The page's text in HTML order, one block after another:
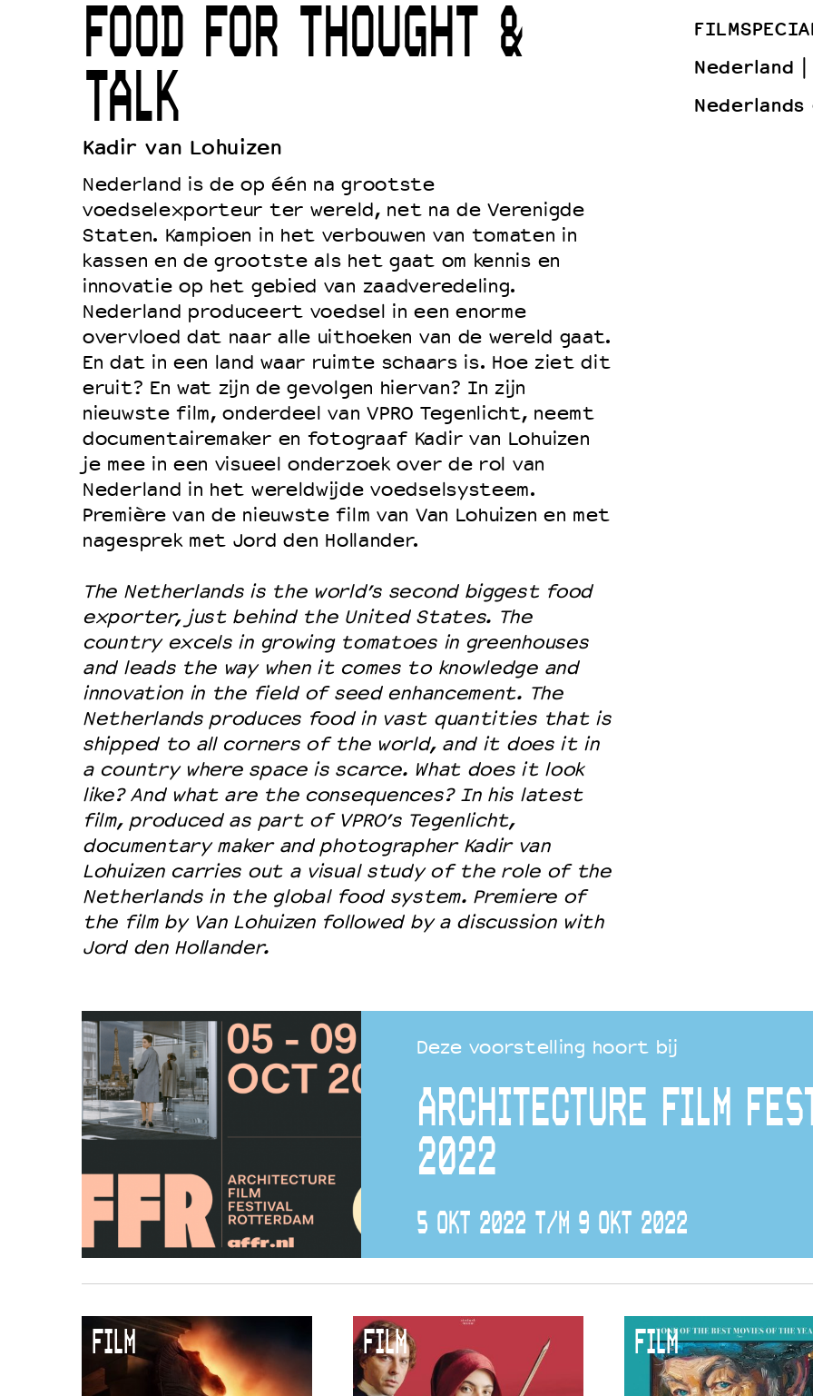
Duurzaamheid
Culturele boycot Israël
Ruimte voor artistieke vrijheid – VNPF
FOOD FOR THOUGHT &
TALK
Kadir van Lohuizen
Nederland is de op één na grootste
voedselexporteur ter wereld, net na de Verenigde
Staten. Kampioen in het verbouwen van tomaten in
kassen en de grootste als het gaat om kennis en
innovatie op het gebied van zaadveredeling.
Nederland produceert voedsel in een enorme
overvloed dat naar alle uithoeken van de wereld gaat.
En dat in een land waar ruimte schaars is. Hoe ziet dit
eruit? En wat zijn de gevolgen hiervan? In zijn
nieuwste film, onderdeel van VPRO Tegenlicht, neemt
documentairemaker en fotograaf Kadir van Lohuizen
je mee in een visueel onderzoek over de rol van
Nederland in het wereldwijde voedselsysteem.
Première van de nieuwste film van Van Lohuizen en met
nagesprek met Jord den Hollander.
The Netherlands is the world’s second biggest food
exporter, just behind the United States. The
country excels in growing tomatoes in greenhouses
and leads the way when it comes to knowledge and
innovation in the field of seed enhancement. The
Netherlands produces food in vast quantities that is
shipped to all corners of the world, and it does it in
a country where space is scarce. What does it look
like? And what are the consequences? In his latest
film, produced as part of VPRO’s Tegenlicht,
documentary maker and photographer Kadir van
Lohuizen carries out a visual study of the role of the
Netherlands in the global food system. Premiere of
the film by Van Lohuizen followed by a discussion with
Jord den Hollander.
Nederland
Nederlands
Deze voorstelling hoort bij
ARCHITECTURE FILM
2022
5 OKT 2022 T/M 9 OKT 2022
FILM FILM FILM